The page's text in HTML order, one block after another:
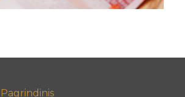
Pagrindinis